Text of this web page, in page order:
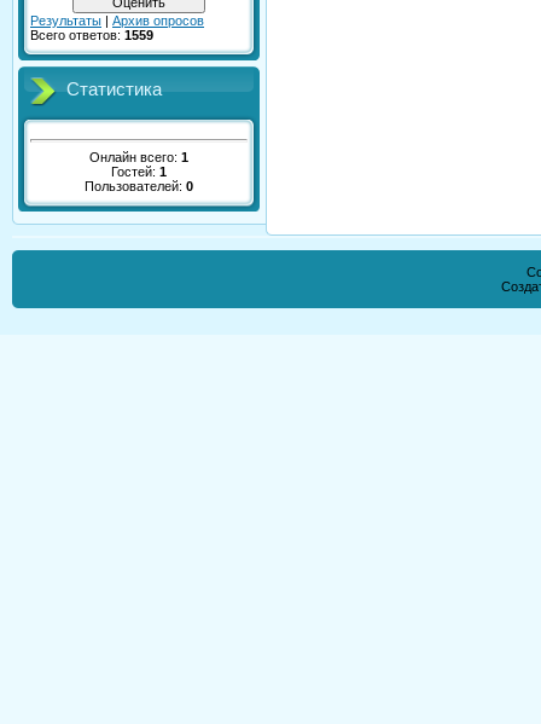
Результаты | Архив опросов
Всего ответов: 1559
Статистика
Онлайн всего: 1
Гостей: 1
Пользователей: 0